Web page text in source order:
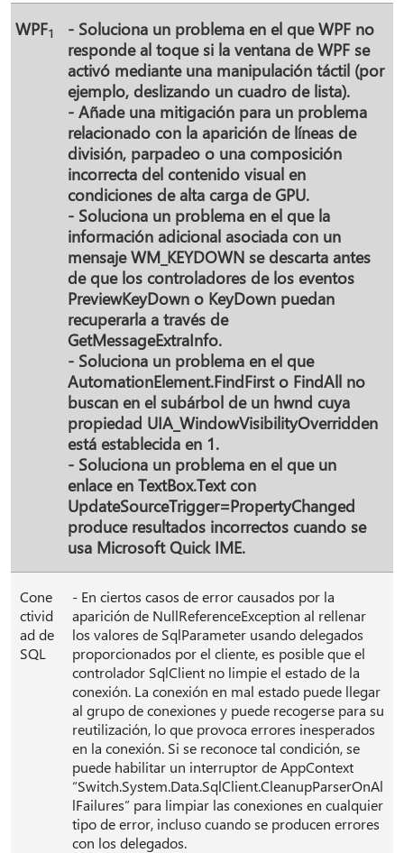
WPF1
- Soluciona un problema en el que WPF no
responde al toque si la ventana de WPF se
activó mediante una manipulación táctil (por
ejemplo, deslizando un cuadro de lista).
- Añade una mitigación para un problema
relacionado con la aparición de líneas de
división, parpadeo o una composición
incorrecta del contenido visual en
condiciones de alta carga de GPU.
- Soluciona un problema en el que la
información adicional asociada con un
mensaje WM_KEYDOWN se descarta antes
de que los controladores de los eventos
PreviewKeyDown o KeyDown puedan
recuperarla a través de
GetMessageExtraInfo.
- Soluciona un problema en el que
AutomationElement.FindFirst o FindAll no
buscan en el subárbol de un hwnd cuya
propiedad UIA_WindowVisibilityOverridden
está establecida en 1.
- Soluciona un problema en el que un
enlace en TextBox.Text con
UpdateSourceTrigger=PropertyChanged
produce resultados incorrectos cuando se
usa Microsoft Quick IME.
Cone
ctivid
ad de
SQL
- En ciertos casos de error causados por la
aparición de NullReferenceException al rellenar
los valores de SqlParameter usando delegados
proporcionados por el cliente, es posible que el
controlador SqlClient no limpie el estado de la
conexión. La conexión en mal estado puede llegar
al grupo de conexiones y puede recogerse para su
reutilización, lo que provoca errores inesperados
en la conexión. Si se reconoce tal condición, se
puede habilitar un interruptor de AppContext
“Switch.System.Data.SqlClient.CleanupParserOnAl
lFailures” para limpiar las conexiones en cualquier
tipo de error, incluso cuando se producen errores
con los delegados.